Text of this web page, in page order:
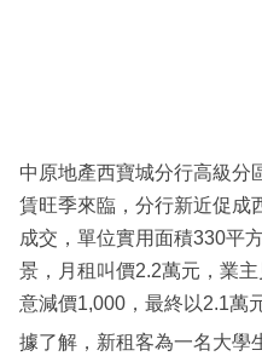
區
中原地產西寶城分行高級分
賃旺季來臨，分行新近促成
成交，單位實用面積330平
景，月租叫價2.2萬元，業
意減價1,000，最終以2.1萬
據了解，新租客為一名大學